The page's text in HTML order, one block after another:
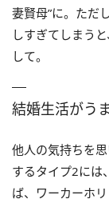
妻賢母”に。ただ
しすぎてしまう
して。
結婚生活がう
他人の気持ちを
するタイプ2には
ば、ワーカーホ